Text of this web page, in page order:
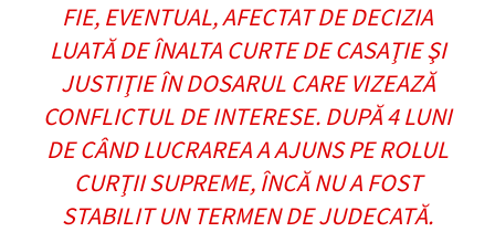
FIE, EVENTUAL, AFECTAT DE DECIZIA
LUATĂ DE ÎNALTA CURTE DE CASAŢIE ŞI
JUSTIŢIE ÎN DOSARUL CARE VIZEAZĂ
CONFLICTUL DE INTERESE. DUPĂ 4 LUNI
DE CÂND LUCRAREA A AJUNS PE ROLUL
CURŢII SUPREME, ÎNCĂ NU A FOST
STABILIT UN TERMEN DE JUDECATĂ.